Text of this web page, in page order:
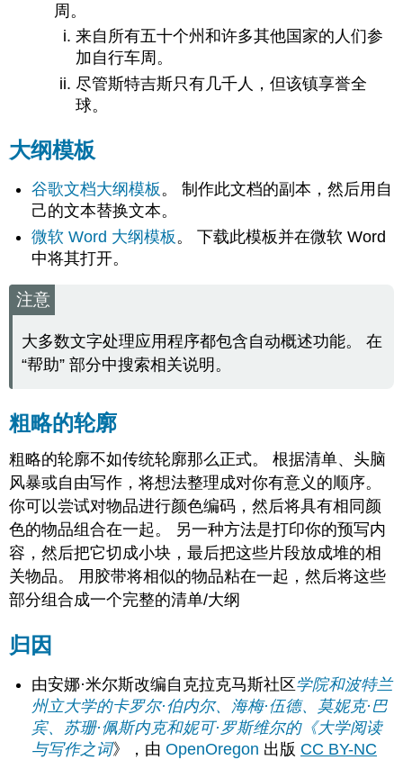
周。
来自所有五十个州和许多其他国家的人们参
加自行车周。
尽管斯特吉斯只有几千人，但该镇享誉全
球。
大纲模板
谷歌文档大纲模板。 制作此文档的副本，然后用自
己的文本替换文本。
微软 Word 大纲模板 。 下载此模板并在微软 Word
中将其打开。
注意
大多数文字处理应用程序都包含自动概述功能。 在
“帮助” 部分中搜索相关说明。
粗略的轮廓
粗略的轮廓不如传统轮廓那么正式。 根据清单、头脑
风暴或自由写作，将想法整理成对你有意义的顺序。
你可以尝试对物品进行颜色编码，然后将具有相同颜
色的物品组合在一起。 另一种方法是打印你的预写内
容，然后把它切成小块，最后把这些片段放成堆的相
关物品。 用胶带将相似的物品粘在一起，然后将这些
部分组合成一个完整的清单/大纲
归因
由安娜·米尔斯改编自克拉克马斯社区 学院和波特兰
州立大学的卡罗尔·伯内尔、海梅·伍德、莫妮克·巴
宾、苏珊·佩斯内克和妮可·罗斯维尔的《大学阅读
与写作之词》，由OpenOregon 出版 CC BY-NC